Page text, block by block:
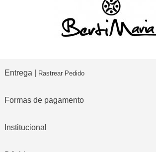
Entrega | Rastrear Pedido
Formas de pagamento
Institucional